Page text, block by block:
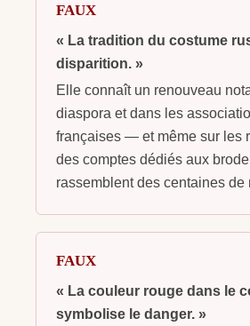
FAUX
« La tradition du costume
disparition. »
Elle connaît un renouveau
diaspora et dans les
françaises — et même sur les
des comptes dédiés aux
rassemblent des centaines
FAUX
« La couleur rouge dans le
symbolise le danger. »